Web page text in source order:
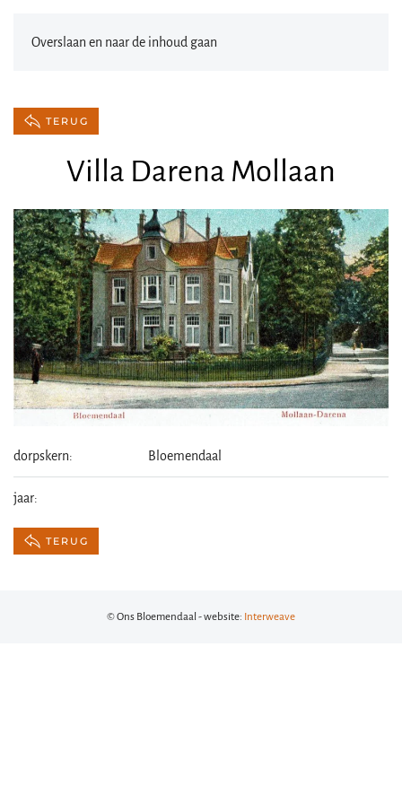
Overslaan en naar de inhoud gaan
TERUG
Villa Darena Mollaan
dorpskern: Bloemendaal
jaar:
TERUG
© Ons Bloemendaal - website: Interweave